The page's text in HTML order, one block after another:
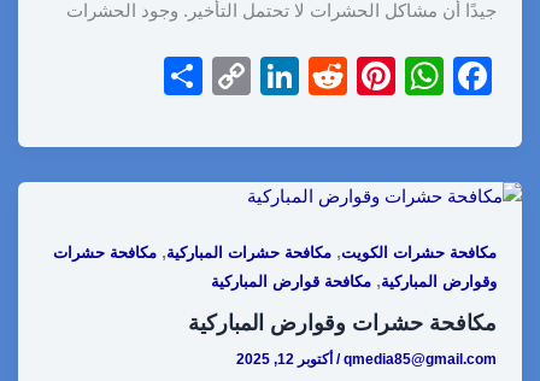
جيدًا أن مشاكل الحشرات لا تحتمل التأخير. وجود الحشرات
F
c
e
o
o
k
W
at
s
p
p
Pi
er
e
R
d
di
Li
k
e
n
C
p
y
n
k
ar
e
مكافحة حشرات الكويت,مكافحة حشرات المباركية,مكافحة حشرات
وقوارض المباركية,مكافحة قوارض المباركية
مكافحة حشرات وقوارض المباركية
qmedia85@gmail.com
/ أكتوبر 12, 2025